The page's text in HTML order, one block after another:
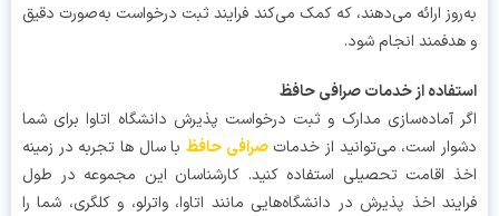
ارائه می‌دهند، که کمک می‌کند فرایند ثبت درخواست به‌صورت دقیق
انجام شود.
از خدمات صرافی حافظ
آماده‌سازی مدارک و ثبت درخواست پذیرش دانشگاه اتاوا برای شما
است، می‌توانید از خدماتصرافی حافظ با سال ها تجربه در زمینه
اقامت تحصیلی استفاده کنید. کارشناسان این مجموعه در طول
اخذ پذیرش در دانشگاه‌هایی مانند اتاوا، واترلو، و کلگری، شما را